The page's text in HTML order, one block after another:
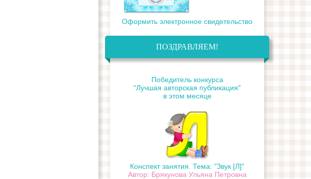
Оформить электронное свидетельство
ПОЗДРАВЛЯЕМ!
Победитель конкурса
"Лучшая авторская публикация"
в этом месяце
Конспект занятия. Тема: "Звук [Л]"
Автор: Брякунова Ульяна Петровна